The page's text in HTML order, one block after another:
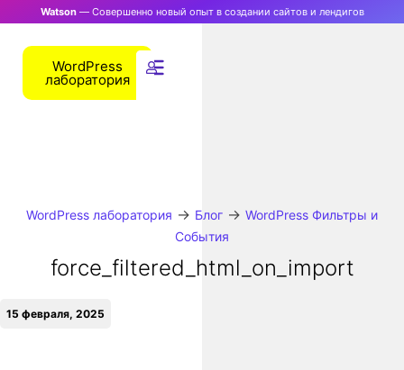
Watson— Совершенно новый опыт в создании сайтов и лендигов
WordPress
лаборатория
WordPress лаборатория → Блог → WordPress Фильтры и
События
force_filtered_html_on_import
15 февраля, 2025